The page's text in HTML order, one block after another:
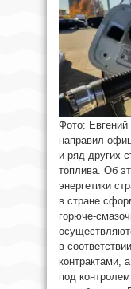
Фото: Евгений
направил
и ряд других
топлива. Об
энергетики
в стране
горюче-
в
контрактами,
под